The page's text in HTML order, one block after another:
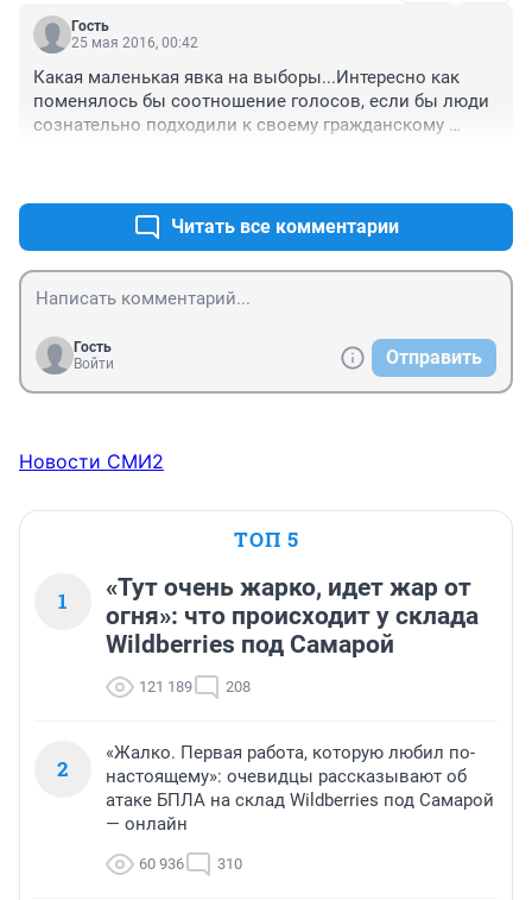
Гость
25 мая 2016, 00:42
Какая маленькая явка на выборы...Интересно как
поменялось бы соотношение голосов, если бы люди
сознательно подходили к своему гражданскому
думали, что ничего не решаете
Читать все комментарии
Гость
Войти
Отправить
Новости СМИ2
ТОП 5
1
«Тут очень жарко, идет жар от
огня»: что происходит у склада
Wildberries под Самарой
121 189 208
2
«Жалко. Первая работа, которую любил по-
настоящему»: очевидцы рассказывают об
атаке БПЛА на склад Wildberries под Самарой
— онлайн
60 936 310